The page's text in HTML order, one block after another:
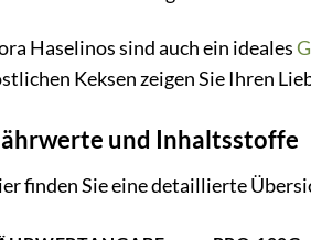
Haselinos sind auch ein ideales
Keksen zeigen Sie Ihren
und Inhaltsstoffe
finden Sie eine detaillierte